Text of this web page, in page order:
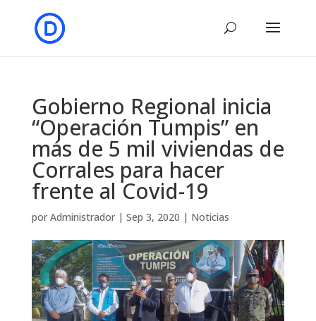
Gobierno Regional inicia
“Operación Tumpis” en
más de 5 mil viviendas de
Corrales para hacer
frente al Covid-19
por Administrador| Sep 3, 2020 | Noticias